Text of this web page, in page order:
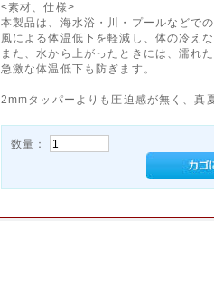
<素材、仕様>
本製品は、海水浴・川・プールなどで
風による体温低下を軽減し、体の冷え
また、水から上がったときには、濡れ
急激な体温低下も防ぎます。
2mmタッパーよりも圧迫感が無く、真
数量：